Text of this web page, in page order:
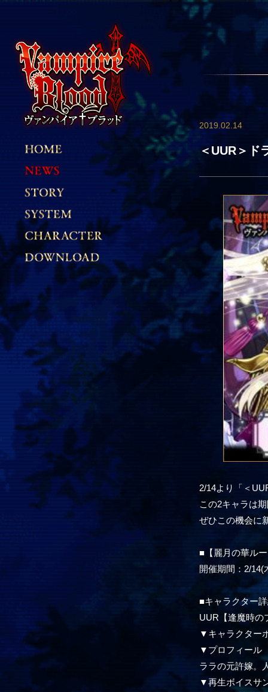
2019.02.14
＜UUR＞ド
2/14より「＜
この2キャラは
ぜひこの機会に
■【麗月の華ル
開催期間：2/14(
■キャラクター
UUR【逢魔時の
▼キャラクター
▼プロフィール
ララの元許嫁。
▼再生ボイスサ